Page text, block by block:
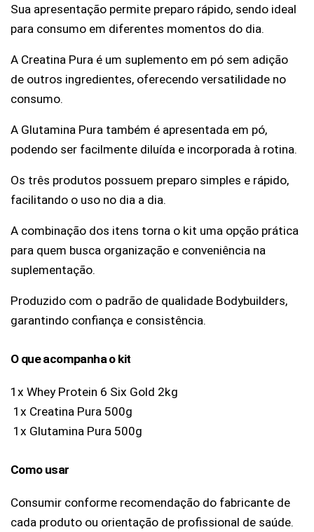
Sua apresentação permite preparo rápido, sendo ideal
para consumo em diferentes momentos do dia.
A Creatina Pura é um suplemento em pó sem adição
de outros ingredientes, oferecendo versatilidade no
consumo.
A Glutamina Pura também é apresentada em pó,
podendo ser facilmente diluída e incorporada à rotina.
Os três produtos possuem preparo simples e rápido,
facilitando o uso no dia a dia.
A combinação dos itens torna o kit uma opção prática
para quem busca organização e conveniência na
suplementação.
Produzido com o padrão de qualidade Bodybuilders,
garantindo confiança e consistência.
O que acompanha o kit
1x Whey Protein 6 Six Gold 2kg
1x Creatina Pura 500g
1x Glutamina Pura 500g
Como usar
Consumir conforme recomendação do fabricante de
cada produto ou orientação de profissional de saúde.